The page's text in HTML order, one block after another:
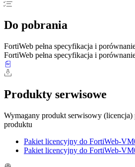
Do pobrania
FortiWeb pełna specyfikacja i
FortiWeb pełna specyfikacja i
Produkty serwisowe
Wymagany produkt serwisowy (licencja)
produktu
Pakiet licencyjny do FortiWeb-
Pakiet licencyjny do FortiWeb-